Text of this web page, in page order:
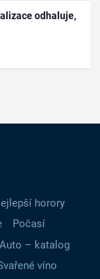
odhaluje,
horory
Počasí
Auto – katalog
víno